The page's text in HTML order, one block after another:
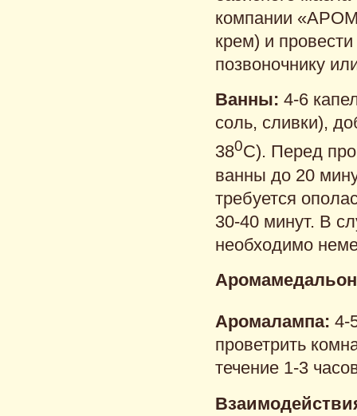
компании
крем) и
позвоночнику
Ванны: 4-6
соль, сливки),
380С). Перед
ванны до 20
требуется
30-40 минут. В
необходимо
Аромалампа: 4-
проветрить
течение 1-3